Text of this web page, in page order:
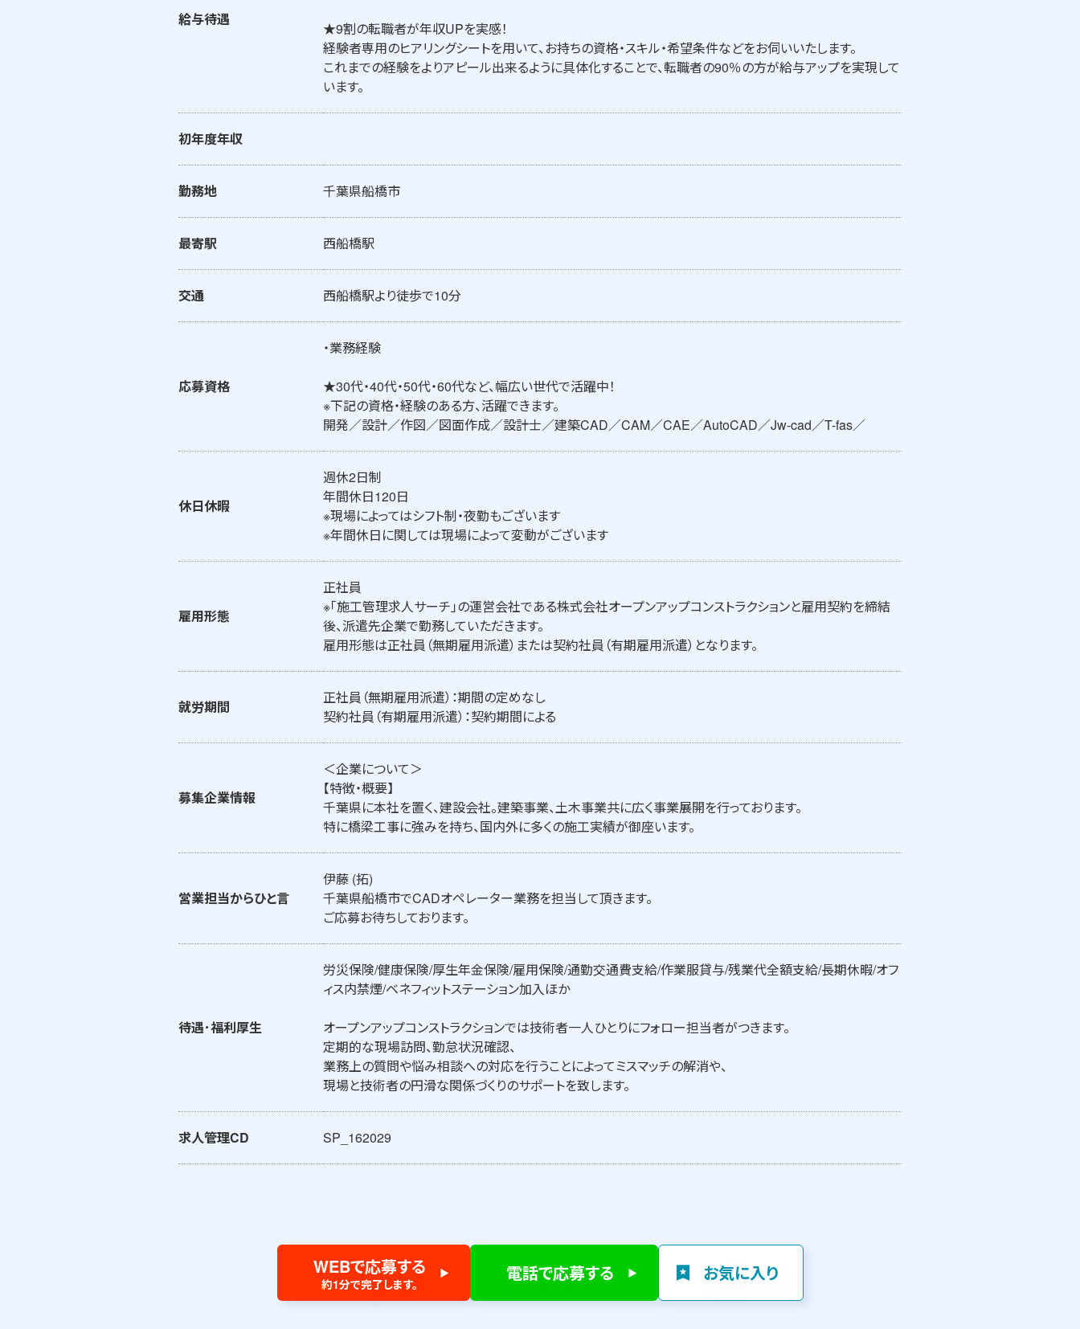
給与待遇
★9割の転職者が年収UPを実感！
経験者専用のヒアリングシートを用いて、お持ちの資格・スキル・希望条件などをお伺いいたします。
これまでの経験をよりアピール出来るように具体化することで、転職者の90％の方が給与アップを実現して
います。
初年度年収
勤務地 千葉県船橋市
最寄駅 西船橋駅
交通 西船橋駅より徒歩で10分
応募資格
・業務経験
★30代・40代・50代・60代など、幅広い世代で活躍中！
※下記の資格・経験のある方、活躍できます。
開発／設計／作図／図面作成／設計士／建築CAD／CAM／CAE／AutoCAD／Jw-cad／T-fas／
休日休暇
週休2日制
年間休日120日
※現場によってはシフト制・夜勤もございます
※年間休日に関しては現場によって変動がございます
雇用形態
正社員
※「施工管理求人サーチ」の運営会社である株式会社オープンアップコンストラクションと雇用契約を締結
後、派遣先企業で勤務していただきます。
雇用形態は正社員（無期雇用派遣）または契約社員（有期雇用派遣）となります。
就労期間
正社員（無期雇用派遣）：期間の定めなし
契約社員（有期雇用派遣）：契約期間による
募集企業情報
＜企業について＞
【特徴・概要】
千葉県に本社を置く、建設会社。建築事業、土木事業共に広く事業展開を行っております。
特に橋梁工事に強みを持ち、国内外に多くの施工実績が御座います。
営業担当からひと言
伊藤 (拓)
千葉県船橋市でCADオペレーター業務を担当して頂きます。
ご応募お待ちしております。
待遇･福利厚生
労災保険/健康保険/厚生年金保険/雇用保険/通勤交通費支給/作業服貸与/残業代全額支給/長期休暇/オフ
ィス内禁煙/ベネフィットステーション加入ほか
オープンアップコンストラクションでは技術者一人ひとりにフォロー担当者がつきます。
定期的な現場訪問、勤怠状況確認、
業務上の質問や悩み相談への対応を行うことによってミスマッチの解消や、
現場と技術者の円滑な関係づくりのサポートを致します。
求人管理CD SP_162029
WEBで応募する
約1分で完了します。
電話で応募する お気に入り